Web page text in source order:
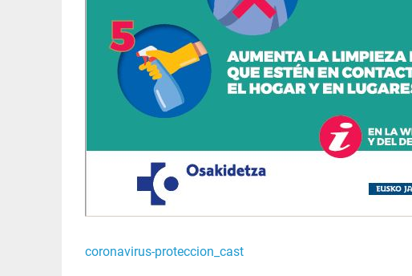
coronavirus-proteccion_cast